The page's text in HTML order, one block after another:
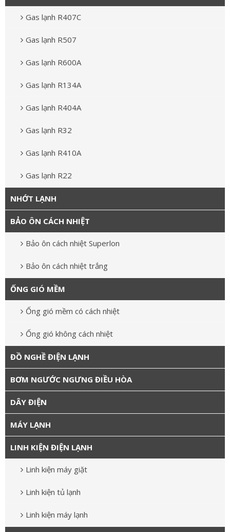
Gas lạnh R407C
Gas lạnh R507
Gas lạnh R600A
Gas lạnh R134A
Gas lạnh R404A
Gas lạnh R32
Gas lạnh R410A
Gas lạnh R22
NHỚT LẠNH
BẢO ÔN CÁCH NHIỆT
Bảo ôn cách nhiệt Superlon
Bảo ôn cách nhiệt trắng
ỐNG GIÓ MỀM
Ống gió mềm có cách nhiệt
Ống gió không cách nhiệt
ĐỒ NGHỀ ĐIỆN LẠNH
BƠM NGƯỚC NGƯNG ĐIỀU HÒA
DÂY ĐIỆN
MÁY LẠNH
LINH KIỆN ĐIỆN LẠNH
Linh kiện máy giặt
Linh kiện tủ lạnh
Linh kiện máy lạnh